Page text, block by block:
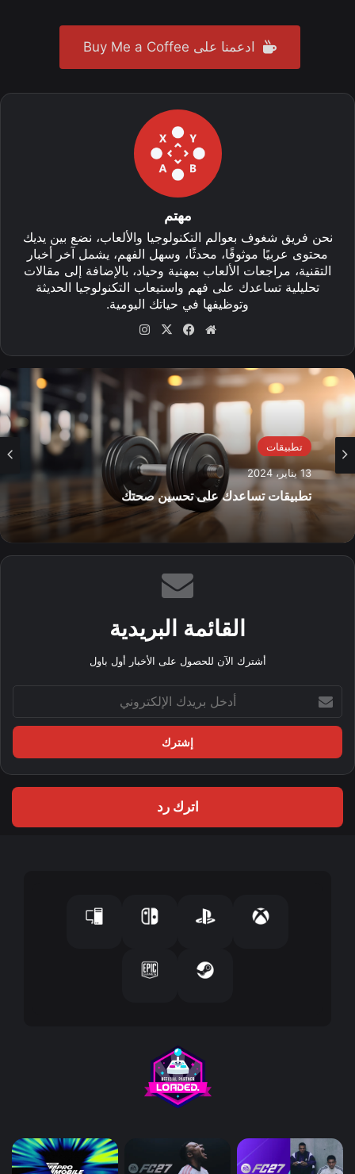
ادعمنا على Buy Me a Coffee
مهتم
نحن فريق شغوف بعوالم التكنولوجيا والألعاب، نضع بين يديك
محتوى عربيًا موثوقًا، محدثًا، وسهل الفهم، يشمل آخر أخبار
التقنية، مراجعات الألعاب بمهنية وحياد، بالإضافة إلى مقالات
تحليلية تساعدك على فهم واستيعاب التكنولوجيا الحديثة
وتوظيفها في حياتك اليومية.
موق
الوي
ب
في
وك
‫X
تطبيقات
13 يناير، 2024
تطبيقات تساعدك على تحسين صحتك
القائمة البريدية
أشترك الآن للحصول على الأخبار أول باول
خ
ب
ر
ي
ك
اترك رد